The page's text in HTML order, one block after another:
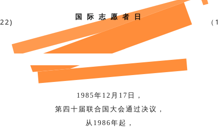
国际志愿者日
1985年12月17日，
第四十届联合国大会通过决议，
从1986年起，